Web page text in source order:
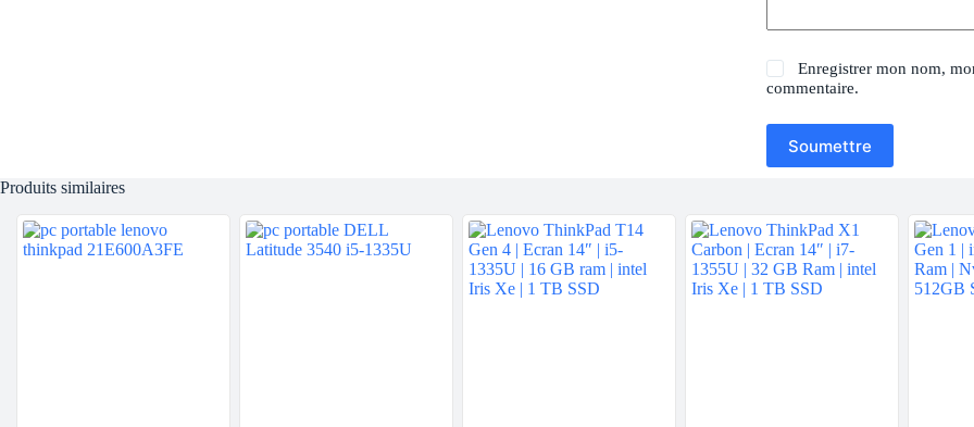
Enregistrer mon nom,
commentaire.
Soumettre
Produits similaires